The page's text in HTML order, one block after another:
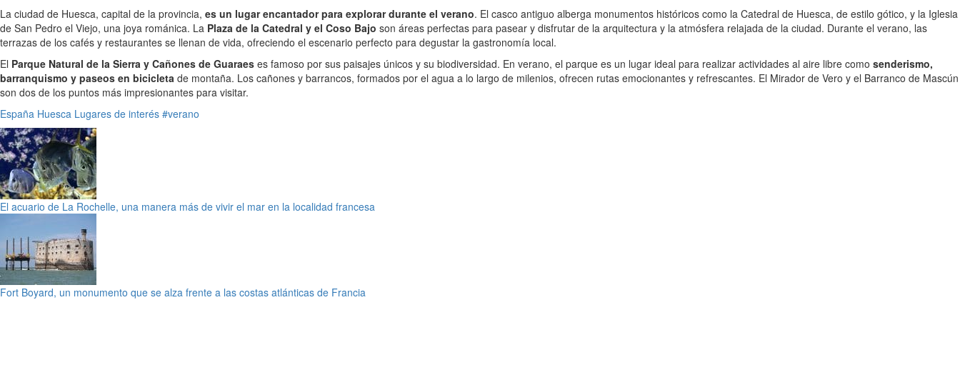
La ciudad de Huesca, capital de la provincia, es un lugar encantador para explorar durante el verano. El casco antiguo alberga monumentos históricos como la Catedral de Huesca, de estilo gótico, y la Iglesia
de San Pedro el Viejo, una joya románica. La Plaza de la Catedral y el Coso Bajo son áreas perfectas para pasear y disfrutar de la arquitectura y la atmósfera relajada de la ciudad. Durante el verano, las
terrazas de los cafés y restaurantes se llenan de vida, ofreciendo el escenario perfecto para degustar la gastronomía local.
El Parque Natural de la Sierra y Cañones de Guaraes es famoso por sus paisajes únicos y su biodiversidad. En verano, el parque es un lugar ideal para realizar actividades al aire libre como senderismo,
barranquismo y paseos en bicicleta de montaña. Los cañones y barrancos, formados por el agua a lo largo de milenios, ofrecen rutas emocionantes y refrescantes. El Mirador de Vero y el Barranco de Mascún
son dos de los puntos más impresionantes para visitar.
España Huesca Lugares de interés #verano
El acuario de La Rochelle, una manera más de vivir el mar en la localidad francesa
Fort Boyard, un monumento que se alza frente a las costas atlánticas de Francia